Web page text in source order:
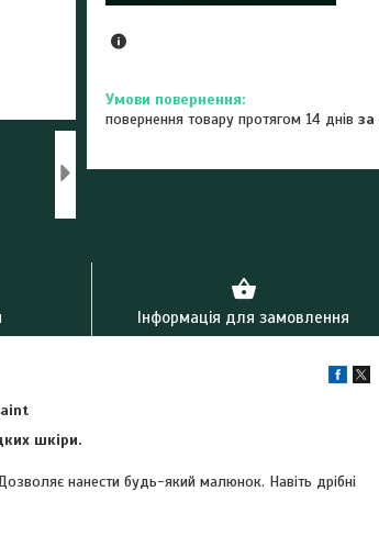
повернення товару протягом 14 днівза
Інформація для замовлення
шкіри.
нанести будь-який малюнок. Навіть дрібні